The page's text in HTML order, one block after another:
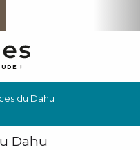
U D E !
du Dahu
Dahu